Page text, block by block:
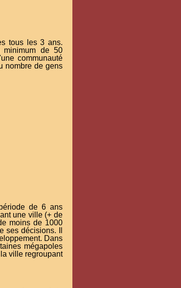
tous les 3 ans.
minimum de 50
communauté
nombre de gens
de 6 ans
une ville (+ de
moins de 1000
ses décisions. Il
Dans
mégapoles
ville regroupant